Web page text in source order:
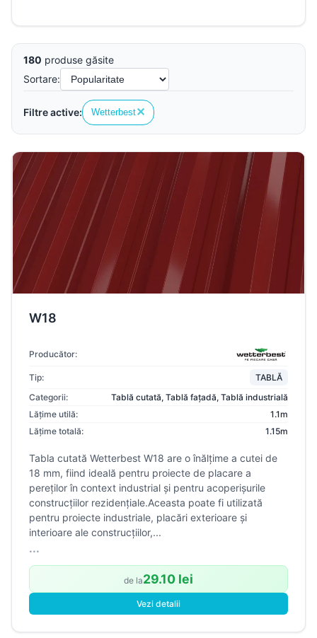
180 produse găsite
Filtre active: Wetterbest✕
Sortare:
W18
Producător:
Tip:
TABLĂ
Categorii:
Tablă cutată, Tablă fațadă, Tablă industrială
Lățime utilă:
1.1m
Lățime totală:
1.15m
Tabla cutată Wetterbest W18 are o înălțime a cutei de
18 mm, fiind ideală pentru proiecte de placare a
pereților în context industrial și pentru acoperișurile
construcțiilor rezidențiale.Aceasta poate fi utilizată
pentru proiecte industriale, placări exterioare și
interioare ale construcțiilor,...
...
de la29.10 lei
Vezi detalii